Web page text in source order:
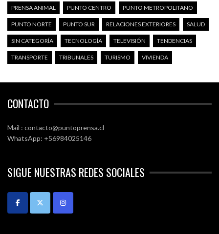
PRENSA ANIMAL PUNTO CENTRO PUNTO METROPOLITANO
PUNTO NORTE PUNTO SUR RELACIONES EXTERIORES SALUD
SIN CATEGORÍA TECNOLOGÍA TELEVISIÓN TENDENCIAS
TRANSPORTE TRIBUNALES TURISMO VIVIENDA
CONTACTO
Mail : contacto@puntoprensa.cl
WhatsApp: +56984025146
SIGUE NUESTRAS REDES SOCIALES